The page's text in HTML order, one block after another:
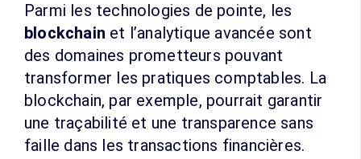
Parmi les technologies de pointe, les
blockchain et l’analytique avancée sont
des domaines prometteurs pouvant
transformer les pratiques comptables. La
blockchain, par exemple, pourrait garantir
une traçabilité et une transparence sans
faille dans les transactions financières.